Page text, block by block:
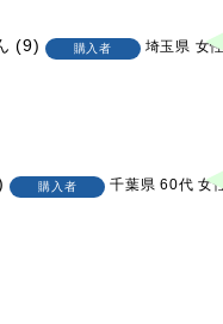
9 購入者 埼玉県 女性
購入者 千葉県 60代 女性